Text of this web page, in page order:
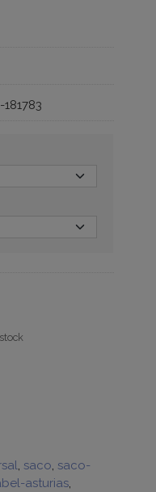
181783
saco saco-
asturias